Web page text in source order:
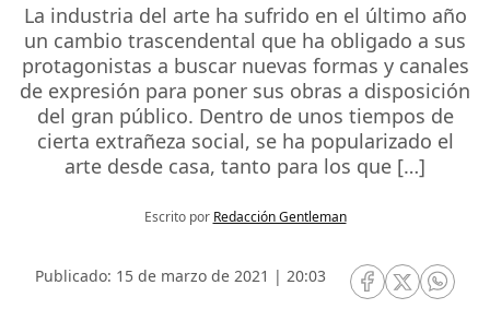
La industria del arte ha sufrido en el último año
un cambio trascendental que ha obligado a sus
protagonistas a buscar nuevas formas y canales
de expresión para poner sus obras a disposición
del gran público. Dentro de unos tiempos de
cierta extrañeza social, se ha popularizado el
arte desde casa, tanto para los que […]
Escrito por Redacción Gentleman
Publicado: 15 de marzo de 2021 | 20:03
RRSS Facebook
RRSSRRSS